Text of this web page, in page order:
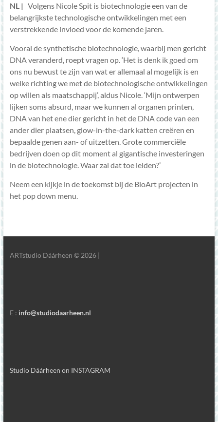
NL | Volgens Nicole Spit is biotechnologie een van de
belangrijkste technologische ontwikkelingen met een
verstrekkende invloed voor de komende jaren.
Vooral de synthetische biotechnologie, waarbij men gericht
DNA veranderd, roept vragen op. ‘Het is denk ik goed om
ons nu bewust te zijn van wat er allemaal al mogelijk is en
welke richting we met de biotechnologische ontwikkelingen
op willen als maatschappij’, aldus Nicole. ‘Mijn ontwerpen
lijken soms absurd, maar we kunnen al organen printen,
DNA van het ene dier gericht in het de DNA code van een
ander dier plaatsen, glow-in-the-dark katten creëren en
bepaalde genen aan- of uitzetten. Grote commerciële
bedrijven doen op dit moment al gigantische investeringen
in de biotechnologie. Waar zal dat toe leiden?’
Neem een kijkje in de toekomst bij de BioArt projecten in
het pop down menu.
ARTstudio Dáárheen © 2026 |
E : info@studiodaarheen.nl
Studio Dáárheen on INSTAGRAM